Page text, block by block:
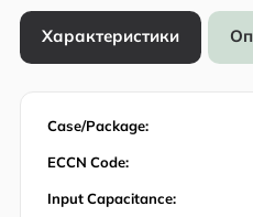
Характеристики
Case/Package:
ECCN Code:
Input Capacitance: